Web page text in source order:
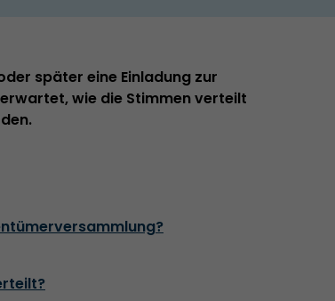
später eine Einladung zur
wie die Stimmen verteilt